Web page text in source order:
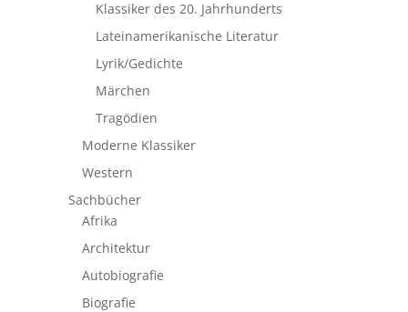
Klassiker des 20. Jahrhunderts
Lateinamerikanische Literatur
Lyrik/Gedichte
Märchen
Tragödien
Moderne Klassiker
Western
Sachbücher
Afrika
Architektur
Autobiografie
Biografie